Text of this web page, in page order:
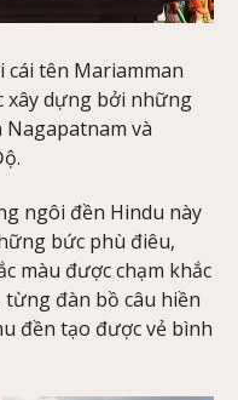
cái tên Mariamman
xây dựng bởi những
và
ngôi đền Hindu này
bức phù điêu,
màu được chạm khắc
từng đàn bồ câu hiền
đền tạo được vẻ bình